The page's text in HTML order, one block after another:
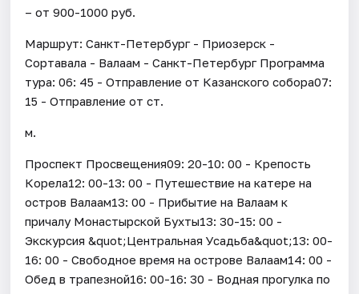
– от 900-1000 руб.
Маршрут: Санкт-Петербург - Приозерск -
Сортавала - Валаам - Санкт-Петербург Программа
тура: 06: 45 - Отправление от Казанского собора07:
15 - Отправление от ст.
м.
Проспект Просвещения09: 20-10: 00 - Крепость
Корела12: 00-13: 00 - Путешествие на катере на
остров Валаам13: 00 - Прибытие на Валаам к
причалу Монастырской Бухты13: 30-15: 00 -
Экскурсия &quot;Центральная Усадьба&quot;13: 00-
16: 00 - Свободное время на острове Валаам14: 00 -
Обед в трапезной16: 00-16: 30 - Водная прогулка по